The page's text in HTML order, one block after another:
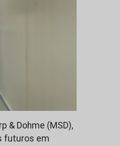
& Dohme (MSD),
futuros em